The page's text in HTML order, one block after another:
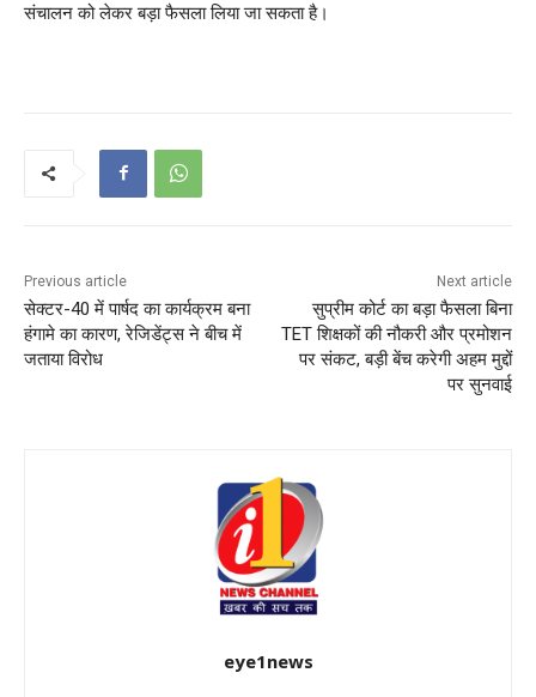
संचालन को लेकर बड़ा फैसला लिया जा सकता है।
Previous article
सेक्टर-40 में पार्षद का कार्यक्रम बना
हंगामे का कारण, रेजिडेंट्स ने बीच में
जताया विरोध
Next article
सुप्रीम कोर्ट का बड़ा फैसला बिना
TET शिक्षकों की नौकरी और प्रमोशन
पर संकट, बड़ी बेंच करेगी अहम मुद्दों
पर सुनवाई
eye1news